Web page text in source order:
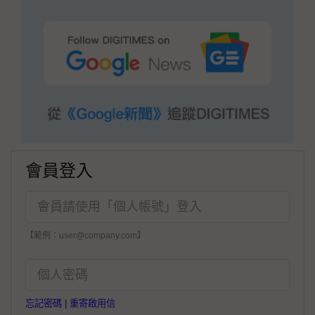
會員登入
【範例：user@company.com】
忘記密碼 重寄啟用信